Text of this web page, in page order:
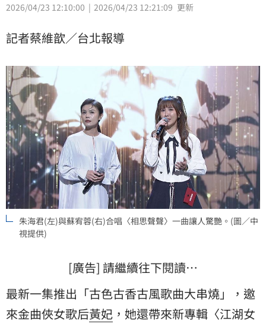
2026/04/23 12:10:00 2026/04/23 12:21:09 更新
記者蔡維歆／台北報導
朱海君(左)與蘇宥蓉(右)合唱〈相思聲聲〉一曲讓人驚艷。(圖／中
視提供)
[廣告] 請繼續往下閱讀…
最新一集推出「古色古香古風歌曲大串燒」，邀
來金曲俠女歌后黃妃 ，她還帶來新專輯〈江湖女